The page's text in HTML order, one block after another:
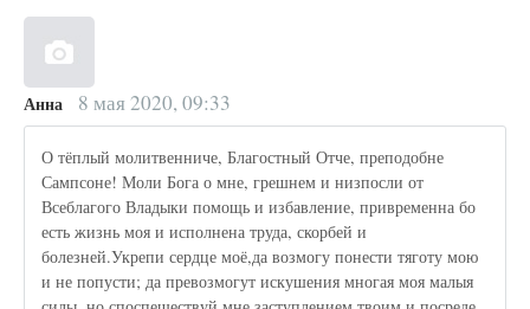
Анна 8 мая 2020, 09:33
О тёплый молитвенниче, Благостный Отче, преподобне
Сампсоне! Моли Бога о мне, грешнем и низпосли от
Всеблагого Владыки помощь и избавление, привременна бо
есть жизнь моя и исполнена труда, скорбей и
болезней.Укрепи сердце моё,да возмогу понести тяготу мою
и не попусти; да превозмогут искушения многая моя малыя